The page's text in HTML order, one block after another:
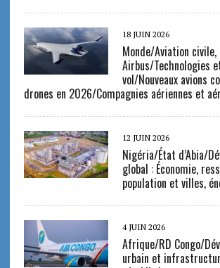
18 JUIN 2026
Monde/Aviation civile,
Airbus/Technologies
vol/Nouveaux avions
drones en 2026/Compagnies aériennes et
12 JUIN 2026
Nigéria/État d’Abia/
global : Économie,
population et villes,
4 JUIN 2026
Afrique/RD Congo/
urbain et